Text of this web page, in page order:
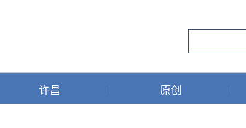
许昌 原创